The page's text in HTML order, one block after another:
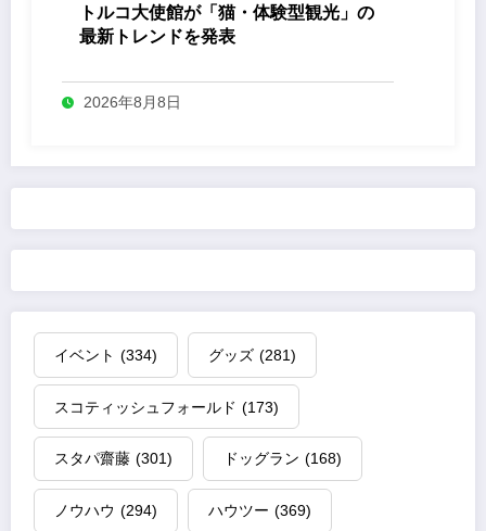
トルコ大使館が「猫・体験型観光」の
最新トレンドを発表
2026年8月8日
イベント (334) グッズ (281)
スコティッシュフォールド (173)
スタパ齋藤 (301) ドッグラン (168)
ノウハウ (294) ハウツー (369)